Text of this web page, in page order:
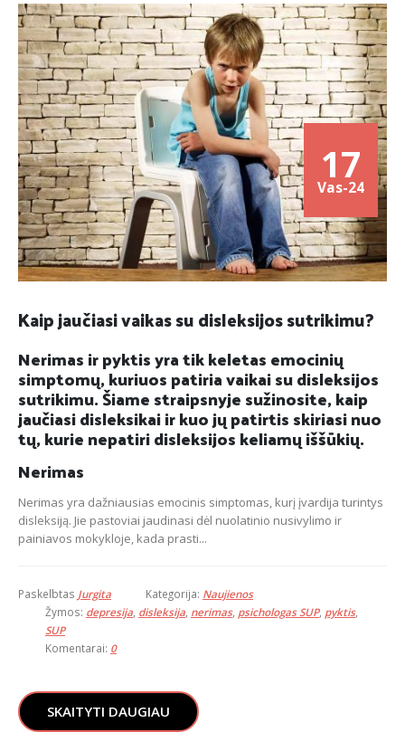
17
Vas-24
Kaip jaučiasi vaikas su disleksijos sutrikimu?
Nerimas ir pyktis yra tik keletas emocinių
simptomų, kuriuos patiria vaikai su disleksijos
sutrikimu. Šiame straipsnyje sužinosite, kaip
jaučiasi disleksikai ir kuo jų patirtis skiriasi nuo
tų, kurie nepatiri disleksijos keliamų iššūkių.
Nerimas
Nerimas yra dažniausias emocinis simptomas, kurį įvardija turintys
disleksiją. Jie pastoviai jaudinasi dėl nuolatinio nusivylimo ir
painiavos mokykloje, kada prasti...
Paskelbtas Jurgita Kategorija: Naujienos
Žymos: depresija, disleksija, nerimas, psichologas SUP, pyktis,
SUP
Komentarai: 0
SKAITYTI DAUGIAU